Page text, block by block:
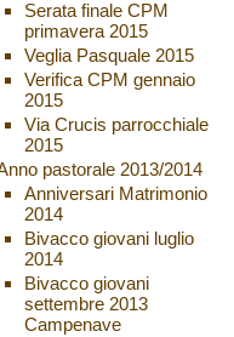
Serata finale CPM
primavera 2015
Veglia Pasquale 2015
Verifica CPM gennaio
2015
Via Crucis parrocchiale
2015
pastorale 2013/2014
Anniversari Matrimonio
2014
Bivacco giovani luglio
2014
Bivacco giovani
settembre 2013
Campenave